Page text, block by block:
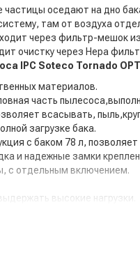
частицы оседают на дно
там от воздуха
через фильтр-мешок
очистку через Hepa
IPC Soteco Tornado OPT
материалов.
часть
всасывать,
загрузке бака.
с баком 78 л,
и надежные замки
с отдельным включением.
высокие нагрузки.